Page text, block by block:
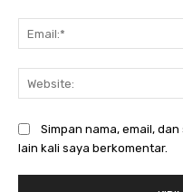
Simpan nama, email,
lain kali saya berkomentar.